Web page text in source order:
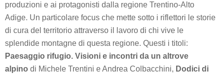
produzioni e ai protagonisti dalla regione Trentino-Alto
Adige. Un particolare focus che mette sotto i riflettori le storie
di cura del territorio attraverso il lavoro di chi vive le
splendide montagne di questa regione. Questi i titoli:
Paesaggio rifugio. Visioni e incontri da un altrove
alpino di Michele Trentini e Andrea Colbacchini, Dodici di